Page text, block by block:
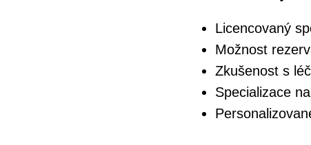
Licencovaný
Možnost
Zkušenost s
Specializace